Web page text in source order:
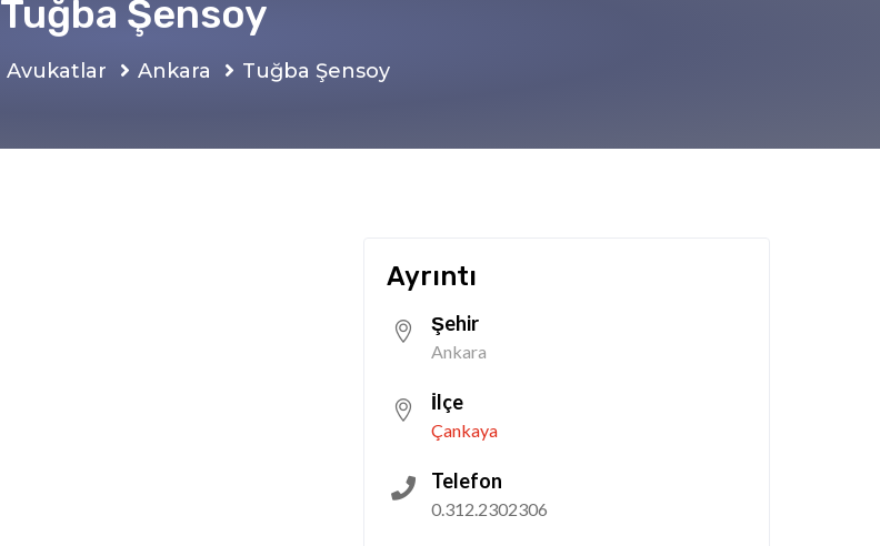
Tuğba Şensoy
Avukatlar Ankara Tuğba Şensoy
Ayrıntı
Şehir
Ankara
İlçe
Çankaya
Telefon
0.312.2302306